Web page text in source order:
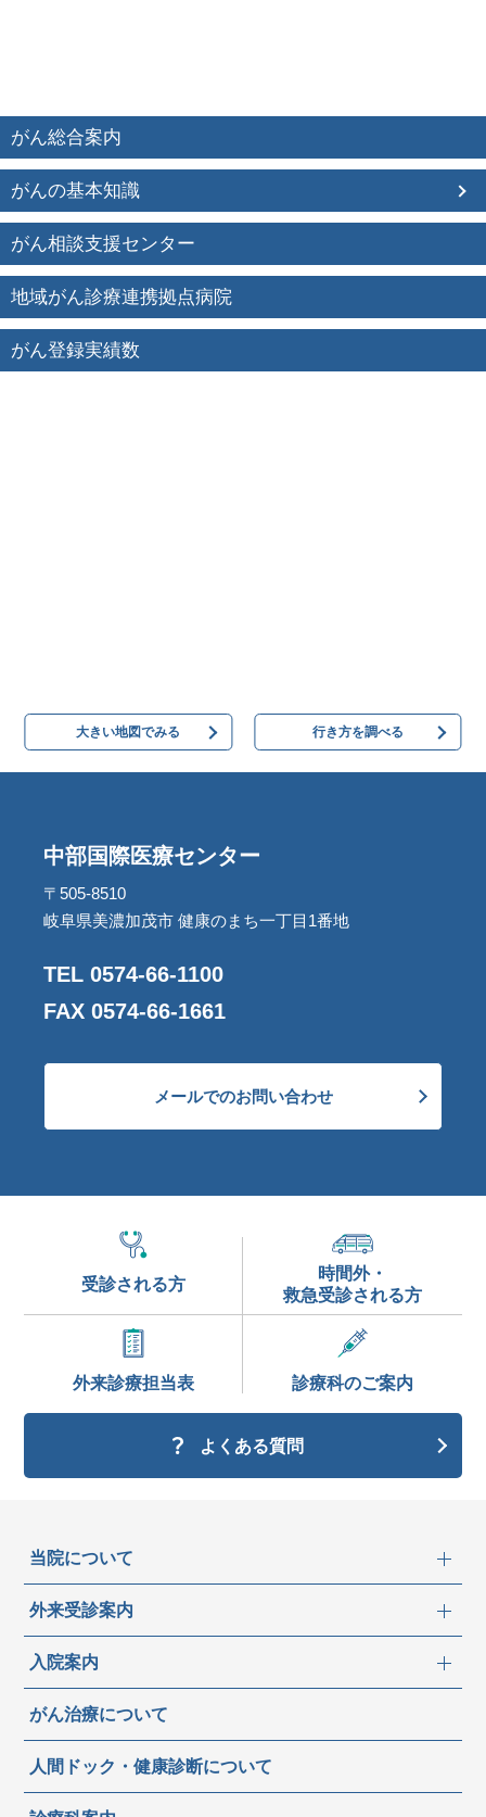
がん総合案内
がんの基本知識
がん相談支援センター
地域がん診療連携拠点病院
がん登録実績数
大きい地図でみる 行き方を調べる
中部国際医療センター
〒505-8510
岐阜県美濃加茂市 健康のまち一丁目1番地
TEL 0574-66-1100
FAX 0574-66-1661
メールでのお問い合わせ
受診される方
時間外・
救急受診される方
外来診療担当表 診療科のご案内
よくある質問
当院について
外来受診案内
入院案内
がん治療について
人間ドック・健康診断について